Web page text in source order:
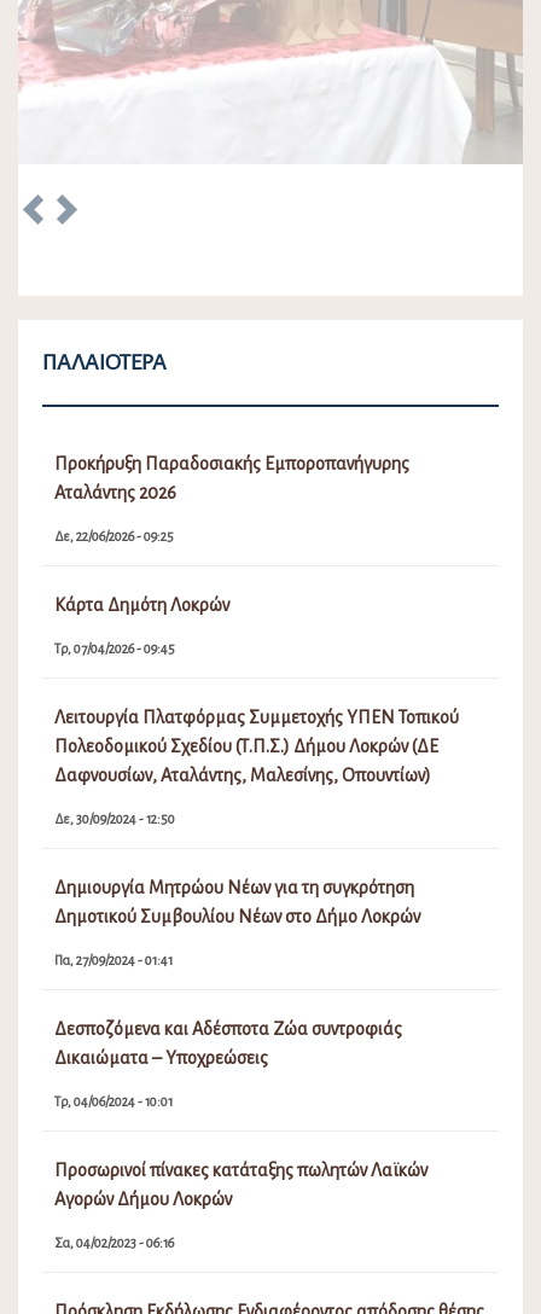
ΠΑΛΑΙΌΤΕΡΑ
Προκήρυξη Παραδοσιακής Εμποροπανήγυρης
Αταλάντης 2026
Τρ, 07/04/2026 - 09:45
Πολεοδομικού Σχεδίου (Τ.Π.Σ.) Δήμου Λοκρών (ΔΕ
Δαφνουσίων, Αταλάντης, Μαλεσίνης, Οπουντίων)
Δημιουργία Μητρώου Νέων για τη συγκρότηση
Δεσποζόμενα και Αδέσποτα Ζώα συντροφιάς
Δικαιώματα – Υποχρεώσεις
Προσωρινοί πίνακες κατάταξης πωλητών Λαϊκών
Αγορών Δήμου Λοκρών
Πρόσκληση Εκδήλωσης Ενδιαφέροντος απόδοσης θέσης
στις Λαϊκές Αγορές του Δήμου Λοκρών
Επιδότηση προσωρινής στέγασης κατοίκων που
επλήγησαν από τις πυρκαγιές Ιουλίου/Αυγούστου 2021
Επικράτειας, με τη μορφή επιδότησης ενοικίου/